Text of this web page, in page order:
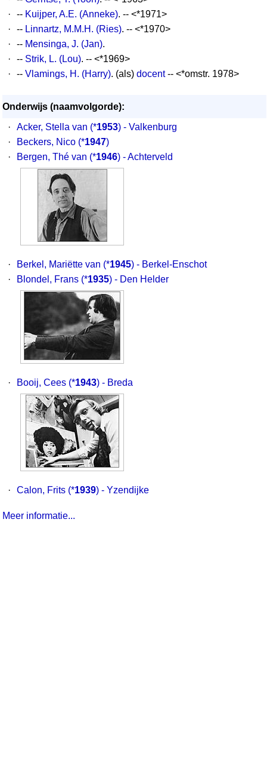
·
-- Kuijper, A.E. (Anneke). -- <*1971>
·
-- Linnartz, M.M.H. (Ries). -- <*1970>
·
-- Mensinga, J. (Jan).
·
-- Strik, L. (Lou). -- <*1969>
·
-- Vlamings, H. (Harry). (als) docent-- <*omstr. 1978>
Onderwijs (naamvolgorde):
·
Acker, Stella van (*1953) - Valkenburg
·
Beckers, Nico (*1947)
·
Bergen, Thé van (*1946) - Achterveld
· Berkel, Mariëtte van (*1945) - Berkel-Enschot
·
Blondel, Frans (*1935) - Den Helder
· Booij, Cees (*1943) - Breda
· Calon, Frits (*1939) - Yzendijke
Meer informatie...